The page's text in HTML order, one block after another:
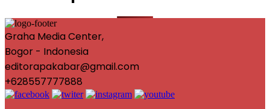
Graha Media Center,
Bogor - Indonesia
editorapakabar@gmail.com
+628557777888